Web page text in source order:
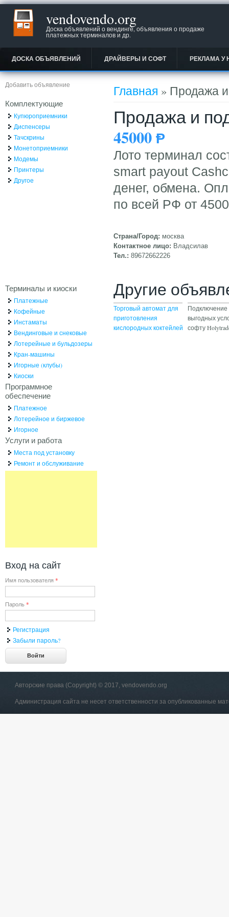
vendovendo.org
Доска объявлений о вендинге, объявления о продаже
платежных терминалов и др.
ДОСКА ОБЪЯВЛЕНИЙ ДРАЙВЕРЫ И СОФТ РЕКЛАМА У
Вы здесь
Главная » Продажа
Продажа и
45000 Ᵽ
Лото терминал
smart payout
денег, обмена.
по всей РФ от
Страна/Город: москва
Контактное лицо: Владсилав
Тел.: 89672662226
Другие
Торговый автомат для
приготовления
кислородных коктейлей
Подключение
выгодных
софту
Добавить объявление
Комплектующие
Купюроприемники
Диспенсеры
Тачскрины
Монетоприемники
Модемы
Принтеры
Другое
Терминалы и киоски
Платежные
Кофейные
Инстаматы
Вендинговые и снековые
Лотерейные и бульдозеры
Кран-машины
Игорные (клубы)
Киоски
Программное
обеспечение
Платежное
Лотерейное и биржевое
Игорное
Услуги и работа
Места под установку
Ремонт и обслуживание
Вход на сайт
Имя пользователя *
Пароль *
Регистрация
Забыли пароль?
Авторские права (Copyright) © 2017, vendovendo.org
Администрация сайта не несет ответственности за опубликованные